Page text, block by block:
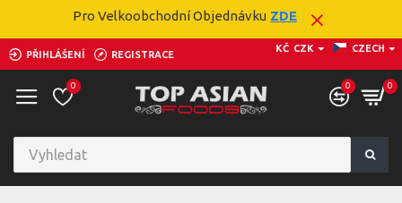
Pro Velkoobchodní Objednávku ZDE
PŘIHLÁŠENÍ REGISTRACE
KČ CZK CZECH
0 0 0